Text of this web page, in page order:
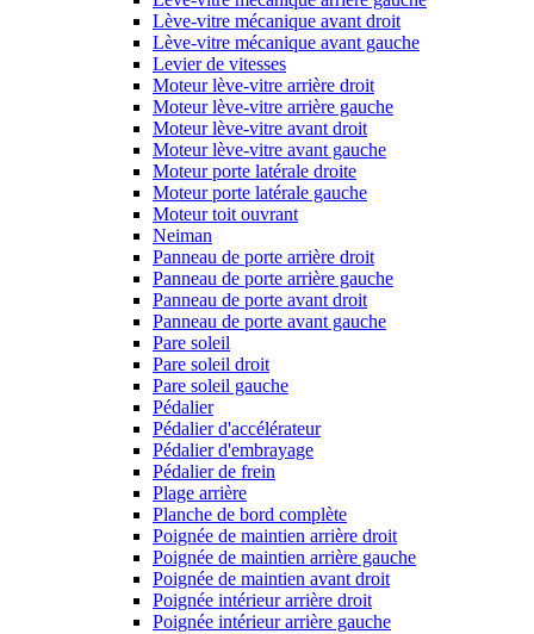
Lève-vitre mécanique avant droit
Lève-vitre mécanique avant gauche
Levier de vitesses
Moteur lève-vitre arrière droit
Moteur lève-vitre arrière gauche
Moteur lève-vitre avant droit
Moteur lève-vitre avant gauche
Moteur porte latérale droite
Moteur porte latérale gauche
Moteur toit ouvrant
Neiman
Panneau de porte arrière droit
Panneau de porte arrière gauche
Panneau de porte avant droit
Panneau de porte avant gauche
Pare soleil
Pare soleil droit
Pare soleil gauche
Pédalier
Pédalier d'accélérateur
Pédalier d'embrayage
Pédalier de frein
Plage arrière
Planche de bord complète
Poignée de maintien arrière droit
Poignée de maintien arrière gauche
Poignée de maintien avant droit
Poignée intérieur arrière droit
Poignée intérieur arrière gauche